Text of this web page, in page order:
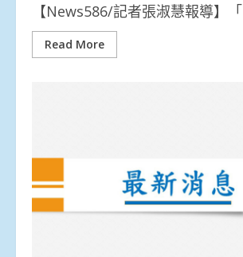
【News586/記者張淑慧報導】「
Read More